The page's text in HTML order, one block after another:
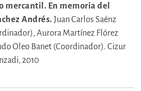
mercantil. En memoria del
Andrés. Juan Carlos Saénz
Aurora Martínez Flórez
Oleo Banet (Coordinador). Cizur
2010